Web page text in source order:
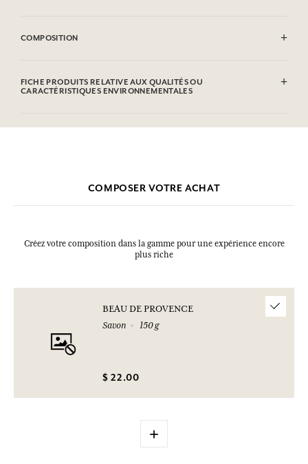
rincer abondemment.
COMPOSITION
(Fragrance), CI 77891 (Titanium Dioxide), Palm Kernel Acid,
Glycerin, Sodium Chloride, Tetrasodium Etidronate, Limonene,
FICHE PRODUITS RELATIVE AUX QUALITÉS OU
CARACTÉRISTIQUES ENVIRONNEMENTALES
Veuillez consulter les qualités ou caractéristiques environnementales
COMPOSER VOTRE ACHAT
Créez votre composition dans la gamme pour une expérience encore
plus riche
BEAU DE PROVENCE
Savon
150 g
$ 22.00
+